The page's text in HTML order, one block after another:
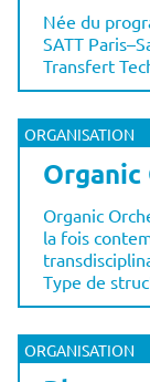
Née du
SATT
Transfert
ORGANISATION
Organic
la fois
Type de
ORGANISATION